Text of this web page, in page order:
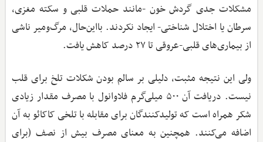
مشکلات جدی گردش خون -مانند حملات قلبی و سکته مغزی،
سرطان یا اختلال شناختی- ایجاد نکردند. بااین‌حال، مرگ‌ومیر ناشی
از بیماری‌های قلبی-عروقی تا ۲۷ درصد کاهش یافت.
ولی این نتیجه مثبت، دلیلی بر سالم بودن شکلات تلخ برای قلب
نیست. دریافت آن ۵۰۰ میلی‌گرم فلاوانول با مصرف مقدار زیادی
شکر همراه است که تولیدکنندگان برای مقابله با تلخی کاکائو به آن
اضافه می‌کنند. همچنین به معنای مصرف بیش از نصف (برای